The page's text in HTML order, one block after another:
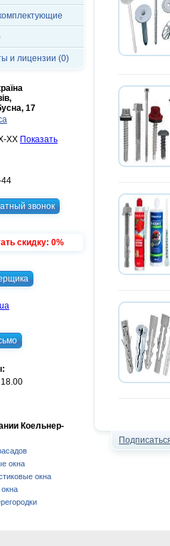
и лицензии (0)
17
XX Показать
44
звонок
скидку: 0%
Коельнер-
окна
окна